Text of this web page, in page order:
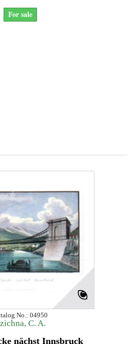
For sale
No.: 04950
C. A.
nächst Innsbruck